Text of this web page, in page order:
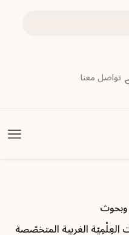
تواصل معنا
العِلْمِيّة الغربية المتخصّصة